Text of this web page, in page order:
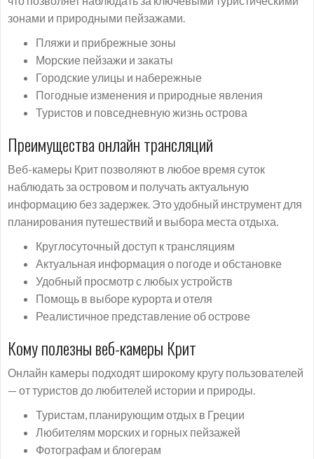
зонами и природными пейзажами.
Пляжи и прибрежные зоны
Морские пейзажи и закаты
Городские улицы и набережные
Погодные изменения и природные явления
Туристов и повседневную жизнь острова
Преимущества онлайн трансляций
Веб-камеры Крит позволяют в любое время суток
наблюдать за островом и получать актуальную
информацию без задержек. Это удобный инструмент для
планирования путешествий и выбора места отдыха.
Круглосуточный доступ к трансляциям
Актуальная информация о погоде и обстановке
Удобный просмотр с любых устройств
Помощь в выборе курорта и отеля
Реалистичное представление об острове
Кому полезны веб-камеры Крит
Онлайн камеры подходят широкому кругу пользователей
— от туристов до любителей истории и природы.
Туристам, планирующим отдых в Греции
Любителям морских и горных пейзажей
Фотографам и блогерам